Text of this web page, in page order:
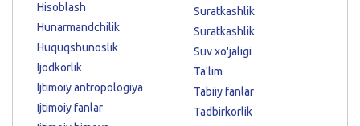
Hisoblash
Hunarmandchilik
Huquqshunoslik
Ijodkorlik
Ijtimoiy antropologiya
Ijtimoiy fanlar
Suratkashlik
Suratkashlik
Suv xo'jaligi
Ta'lim
Tabiiy fanlar
Tadbirkorlik